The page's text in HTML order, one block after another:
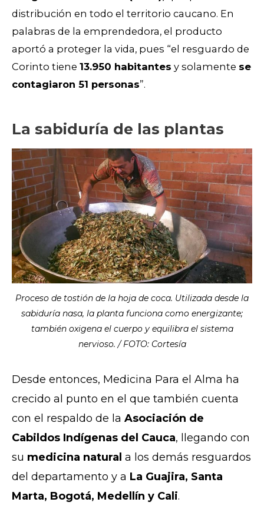
distribución en todo el territorio caucano. En
palabras de la emprendedora, el producto
aportó a proteger la vida, pues “el resguardo de
Corinto tiene 13.950 habitantes y solamente se
contagiaron 51 personas”.
La sabiduría de las plantas
Proceso de tostión de la hoja de coca. Utilizada desde la
sabiduría nasa, la planta funciona como energizante;
también oxigena el cuerpo y equilibra el sistema
nervioso. / FOTO: Cortesía
Desde entonces, Medicina Para el Alma ha
crecido al punto en el que también cuenta
con el respaldo de la Asociación de
Cabildos Indígenas del Cauca, llegando con
su medicina natural a los demás resguardos
del departamento y a La Guajira, Santa
Marta, Bogotá, Medellín y Cali.